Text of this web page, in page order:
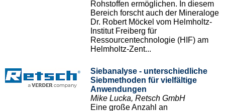
Rohstoffen ermöglichen. In diesem
Bereich forscht auch der Mineraloge
Dr. Robert Möckel vom Helmholtz-
Institut Freiberg für
Ressourcentechnologie (HIF) am
Helmholtz-Zent...
Siebanalyse - unterschiedliche
Siebmethoden für vielfältige
Anwendungen
Mike Lucka, Retsch GmbH
Eine große Anzahl an